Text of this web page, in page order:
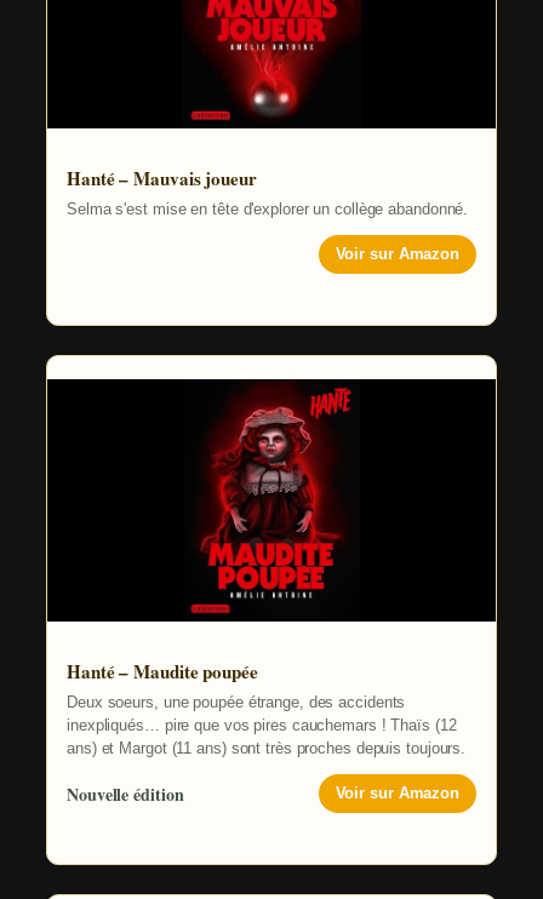
Hanté – Mauvais joueur
Selma s'est mise en tête d'explorer un collège abandonné.
Voir sur Amazon
Hanté – Maudite poupée
Deux soeurs, une poupée étrange, des accidents
inexpliqués… pire que vos pires cauchemars ! Thaïs (12
ans) et Margot (11 ans) sont très proches depuis toujours.
Nouvelle édition Voir sur Amazon